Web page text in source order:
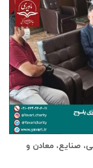
صنايع، معادن و